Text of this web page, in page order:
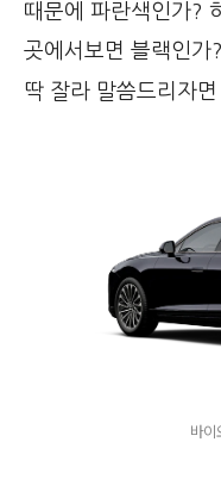
때문에 파란색인가?
곳에서보면 블랙인가
딱 잘라 말씀드리자면
바이